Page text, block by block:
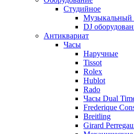
Студийное
Музыкальный
DJ
Антиквариат
Часы
Наручные
Tissot
Rolex
Hublot
Rado
Часы Dual
Frederique
Breitling
Girard